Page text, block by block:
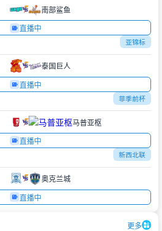
南部鲨鱼
直播中
亚锦标
泰国巨人
直播中
菲季前杯
马普亚枢
直播中
新西北联
奥克兰城
直播中
更多